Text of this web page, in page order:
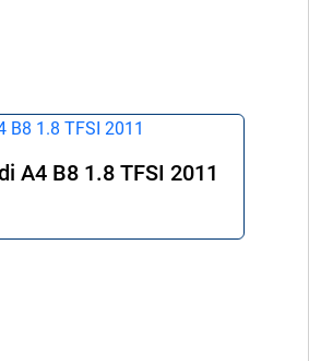
A4 B8 1.8 TFSI 2011